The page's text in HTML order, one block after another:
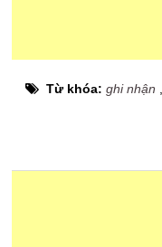
Từ khóa:ghi nhận